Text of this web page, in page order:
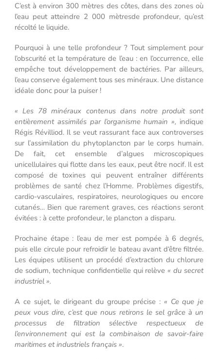
C’est à environ 300 mètres des côtes, dans des zones où
l’eau peut atteindre 2 000 mètresde profondeur, qu’est
récolté le liquide.
Pourquoi à une telle profondeur ? Tout simplement pour
l’obscurité et la température de l’eau : en l’occurrence, elle
empêche tout développement de bactéries. Par ailleurs,
l’eau conserve également tous ses minéraux. Une distance
idéale donc pour la puiser !
« Les 78 minéraux contenus dans notre produit sont
entièrement assimilés par l’organisme humain », indique
Régis Révilliod. Il se veut rassurant face aux controverses
sur l’assimilation du phytoplancton par le corps humain.
De fait, cet ensemble d’algues microscopiques
unicellulaires qui flotte dans les eaux, peut être nocif. Il est
composé de toxines qui peuvent entraîner différents
problèmes de santé chez l’Homme. Problèmes digestifs,
cardio-vasculaires, respiratoires, neurologiques ou encore
cutanés… Bien que rarement graves, ces réactions seront
évitées : à cette profondeur, le plancton a disparu.
Prochaine étape : l’eau de mer est pompée à 6 degrés,
puis elle circule pour refroidir le bateau avant d‘être filtrée.
Les équipes utilisent un procédé d’extraction du chlorure
de sodium, technique confidentielle qui relève « du secret
industriel ».
A ce sujet, le dirigeant du groupe précise : « Ce que je
peux vous dire, c’est que nous retirons le sel grâce à un
processus de filtration sélective respectueux de
l’environnement qui est la combinaison de savoir-faire
maritimes et industriels français ».